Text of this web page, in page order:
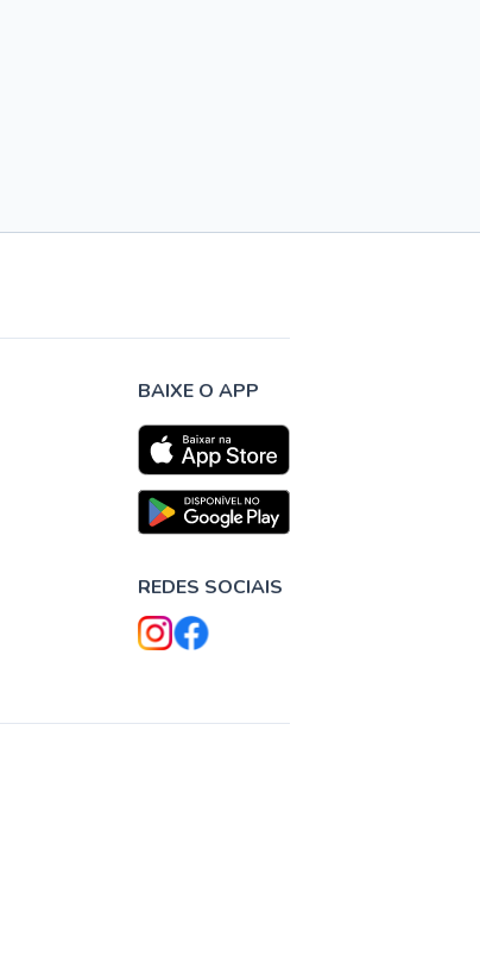
BAIXE O APP
REDES SOCIAIS